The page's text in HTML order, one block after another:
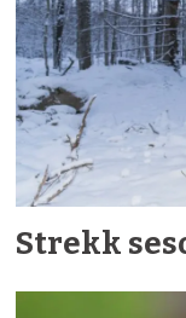
Strekk